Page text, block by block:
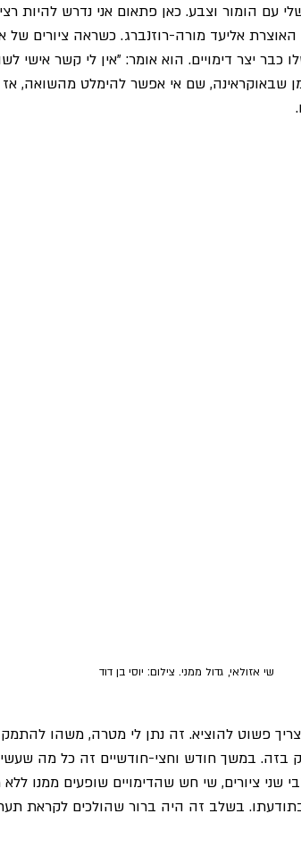
עם הומור וצבע. כאן פתאום אני נדרש להיות
אליעד מורה-רוזנברג. כשראה ציורים של
כבר יצר דימויים. הוא אומר: "אין לי קשר אישי
שבאוקראינה, שם אי אפשר להימלט מהשואה,
שי אזולאי, גדול ממני. צילום: יוסי בן דוד
פשוט להוציא. זה נתן לי מטרה, משהו
רק בזה. במשך חודש וחצי-חודשיים זה כל מה
שני ציורים, שי חש שהדימויים שופעים ממנו ללא
בשלב זה היה ברור שהולכים לקראת